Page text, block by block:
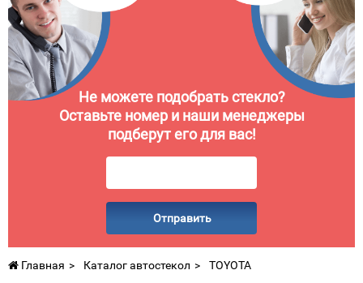
Не можете подобрать стекло?
Оставьте номер и наши менеджеры
подберут его для вас!
Отправить
Главная Каталог автостекол TOYOTA